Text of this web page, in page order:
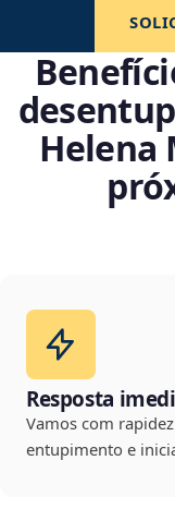
Helena
Resposta
Vamos com
entupimento e